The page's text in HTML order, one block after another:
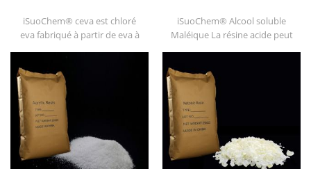
iSuoChem® ceva est chloré
eva fabriqué à partir de eva à
organique comme le toluène,
l'ester, etc.
iSuoChem® Alcool soluble
Maléique La résine acide peut
d'alcool ou alcoolique solvant.
Il offre une brillance longue et
rapide Séchage.